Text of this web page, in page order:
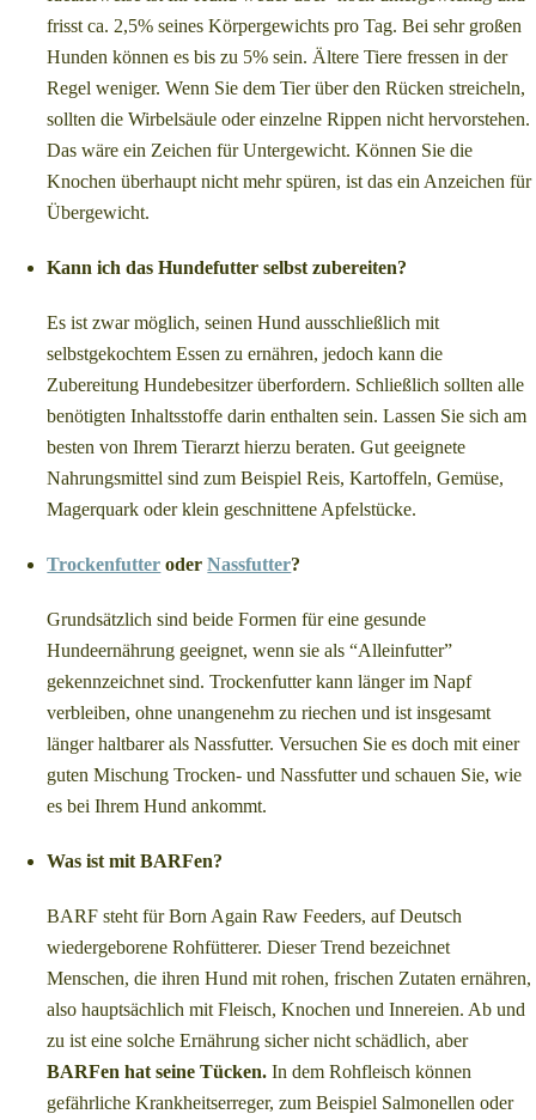
frisst ca. 2,5% seines Körpergewichts pro Tag. Bei sehr großen
Hunden können es bis zu 5% sein. Ältere Tiere fressen in der
Regel weniger. Wenn Sie dem Tier über den Rücken streicheln,
sollten die Wirbelsäule oder einzelne Rippen nicht hervorstehen.
Das wäre ein Zeichen für Untergewicht. Können Sie die
Knochen überhaupt nicht mehr spüren, ist das ein Anzeichen für
Übergewicht.
Kann ich das Hundefutter selbst zubereiten?
Es ist zwar möglich, seinen Hund ausschließlich mit
selbstgekochtem Essen zu ernähren, jedoch kann die
Zubereitung Hundebesitzer überfordern. Schließlich sollten alle
benötigten Inhaltsstoffe darin enthalten sein. Lassen Sie sich am
besten von Ihrem Tierarzt hierzu beraten. Gut geeignete
Nahrungsmittel sind zum Beispiel Reis, Kartoffeln, Gemüse,
Magerquark oder klein geschnittene Apfelstücke.
Trockenfutter oderNassfutter?
Grundsätzlich sind beide Formen für eine gesunde
Hundeernährung geeignet, wenn sie als “Alleinfutter”
gekennzeichnet sind. Trockenfutter kann länger im Napf
verbleiben, ohne unangenehm zu riechen und ist insgesamt
länger haltbarer als Nassfutter. Versuchen Sie es doch mit einer
guten Mischung Trocken- und Nassfutter und schauen Sie, wie
es bei Ihrem Hund ankommt.
Was ist mit BARFen?
BARF steht für Born Again Raw Feeders, auf Deutsch
wiedergeborene Rohfütterer. Dieser Trend bezeichnet
Menschen, die ihren Hund mit rohen, frischen Zutaten ernähren,
also hauptsächlich mit Fleisch, Knochen und Innereien. Ab und
zu ist eine solche Ernährung sicher nicht schädlich, aber
BARFen hat seine Tücken.In dem Rohfleisch können
gefährliche Krankheitserreger, zum Beispiel Salmonellen oder